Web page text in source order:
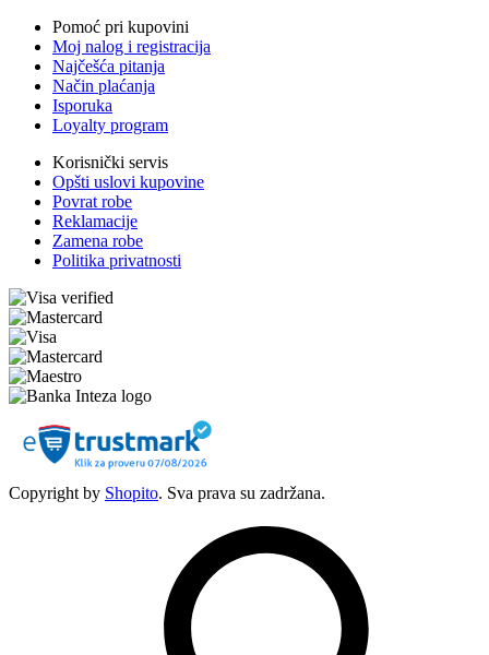
Pomoć pri kupovini
Moj nalog i registracija
Najčešća pitanja
Način plaćanja
Isporuka
Loyalty program
Korisnički servis
Opšti uslovi kupovine
Povrat robe
Reklamacije
Zamena robe
Politika privatnosti
Copyright by Shopito. Sva prava su zadržana.